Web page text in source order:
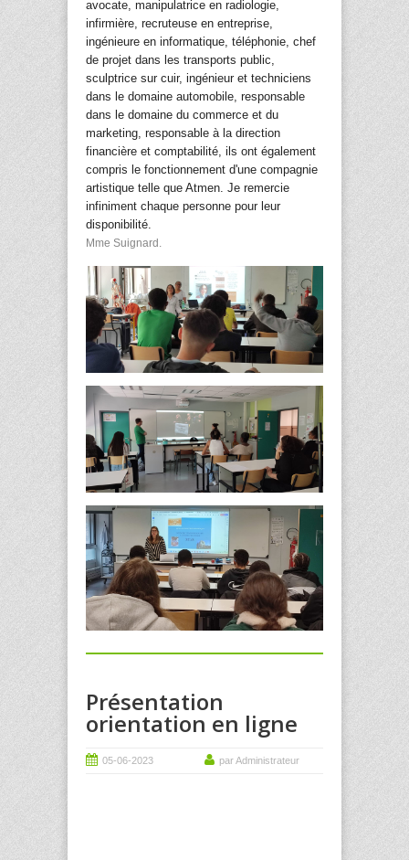
avocate, manipulatrice en radiologie,
infirmière, recruteuse en entreprise,
ingénieure en informatique, téléphonie, chef
de projet dans les transports public,
sculptrice sur cuir, ingénieur et techniciens
dans le domaine automobile, responsable
dans le domaine du commerce et du
marketing, responsable à la direction
financière et comptabilité, ils ont également
compris le fonctionnement d'une compagnie
artistique telle que Atmen. Je remercie
infiniment chaque personne pour leur
disponibilité.
Mme Suignard.
Présentation
orientation en ligne
05-06-2023 par Administrateur